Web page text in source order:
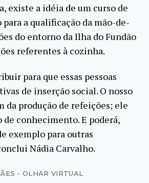
existe a idéia de um curso de
a qualificação da mão-de-
do entorno da Ilha do Fundão
referentes à cozinha.
para que essas pessoas
de inserção social. O nosso
da produção de refeições; ele
conhecimento. E poderá,
exemplo para outras
Nádia Carvalho.
- OLHAR VIRTUAL